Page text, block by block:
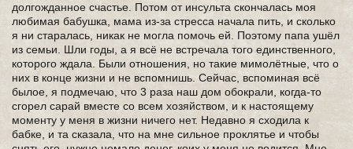
долгожданное счастье. Потом от инсульта скончалась моя
любимая бабушка, мама из-за стресса начала пить, и сколько
я ни старалась, никак не могла помочь ей. Поэтому папа ушёл
из семьи. Шли годы, а я всё не встречала того единственного,
которого ждала. Были отношения, но такие мимолётные, что о
них в конце жизни и не вспомнишь. Сейчас, вспоминая всё
былое, я подмечаю, что 3 раза наш дом обокрали, когда-то
сгорел сарай вместе со всем хозяйством, и к настоящему
моменту у меня в жизни ничего нет. Недавно я сходила к
бабке, и та сказала, что на мне сильное проклятье и чтобы